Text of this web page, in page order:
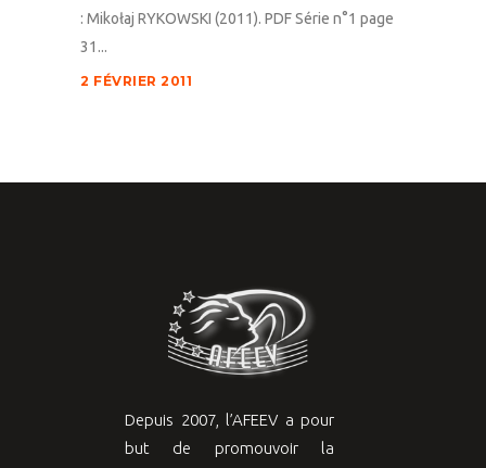
: Mikołaj RYKOWSKI (2011). PDF Série n°1 page
31...
2 FÉVRIER 2011
Depuis 2007, l’AFEEV a pour
but de promouvoir la